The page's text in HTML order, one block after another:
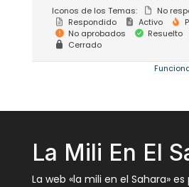
Iconos de los Temas:
No
Respondido
Activo
No aprobados
Resuelto
Cerrado
La Mili En El
La web «la mili en el Sahara»